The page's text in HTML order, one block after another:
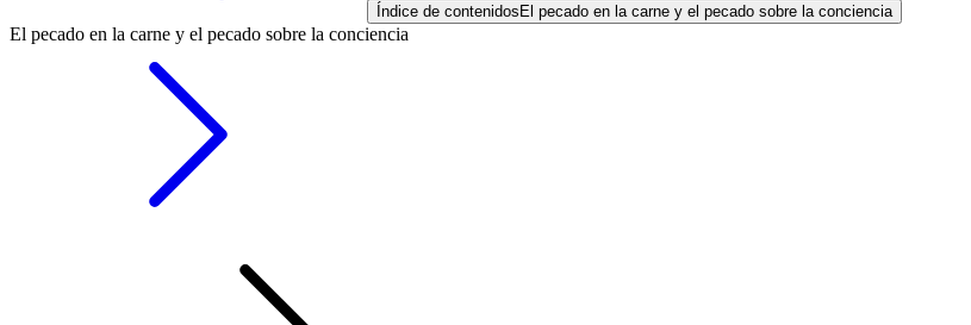
Índice de contenidos El pecado en la carne y el pecado sobre la conciencia
El pecado en la carne y el pecado sobre la conciencia